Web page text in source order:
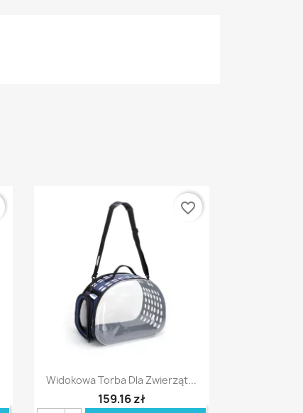
Szybki podgląd
Widokowa Torba Dla Zwierząt...
159,16 zł
favorite_border